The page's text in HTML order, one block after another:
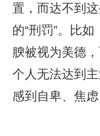
置，而达不到
的“刑罚”。比
腴被视为美德
个人无法达到
感到自卑、焦